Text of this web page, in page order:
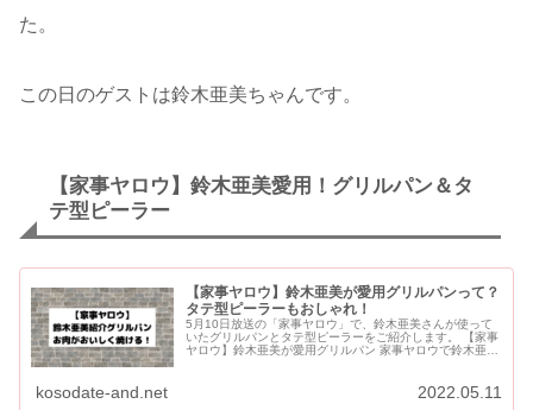
た。
この日のゲストは鈴木亜美ちゃんです。
【家事ヤロウ】鈴木亜美愛用！グリルパン＆タ
テ型ピーラー
【家事ヤロウ】鈴木亜美が愛用グリルパンって？
タテ型ピーラーもおしゃれ！
5月10日放送の「家事ヤロウ」で、鈴木亜美さんが使って
いたグリルパンとタテ型ピーラーをご紹介します。 【家事
ヤロウ】鈴木亜美が愛用グリルパン 家事ヤロウで鈴木亜美
kosodate-and.net 2022.05.11